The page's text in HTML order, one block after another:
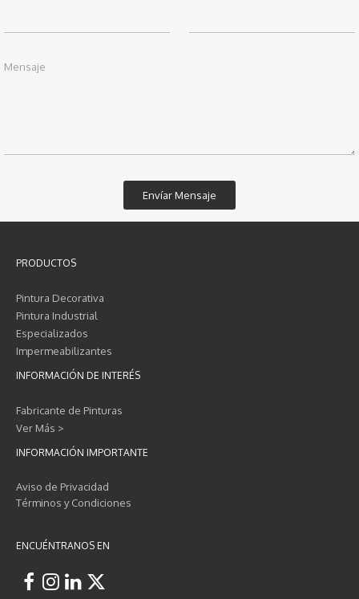
Mensaje
PRODUCTOS
Pintura Decorativa
Pintura Industrial
Especializados
Impermeabilizantes
INFORMACIÓN DE INTERÉS
Fabricante de Pinturas
Ver Más >
INFORMACIÓN IMPORTANTE
Aviso de Privacidad
Términos y Condiciones
ENCUÉNTRANOS EN